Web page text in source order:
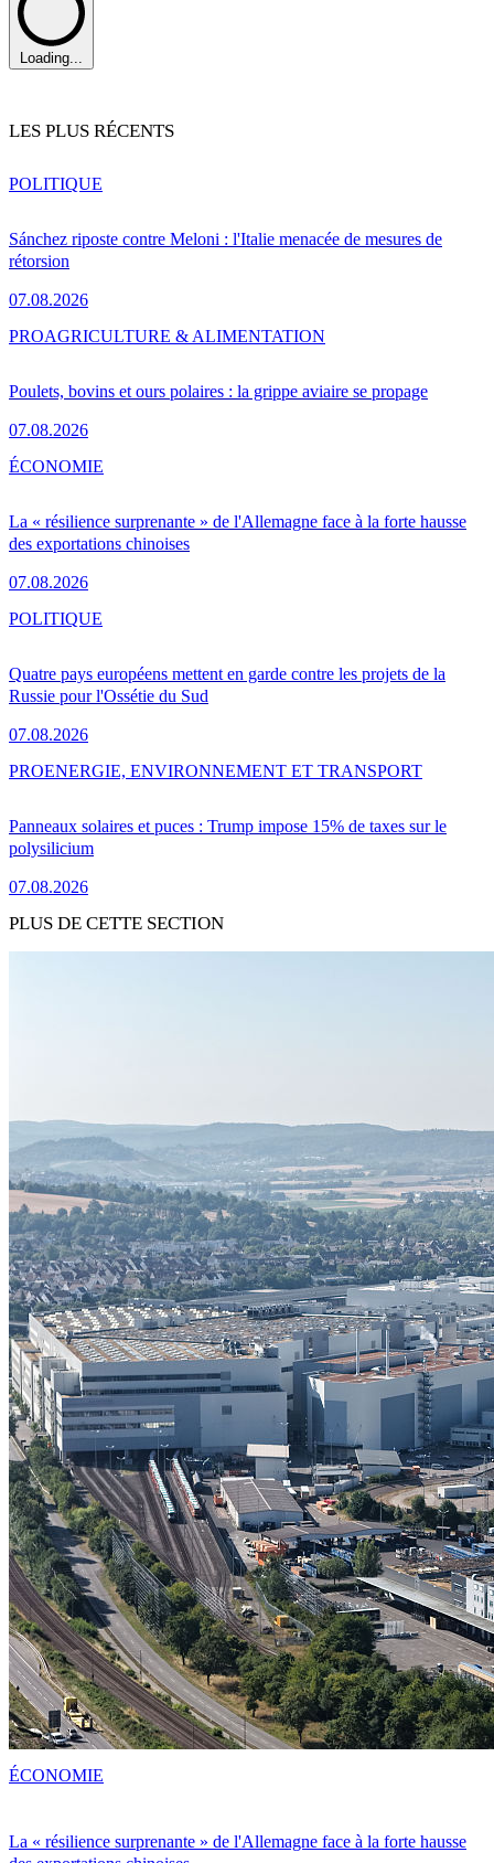
Loading...
LES PLUS RÉCENTS
Sánchez riposte contre Meloni : l'Italie menacée de mesures de
rétorsion
07.08.2026
POLITIQUE
Poulets, bovins et ours polaires : la grippe aviaire se propage
07.08.2026
PROAGRICULTURE & ALIMENTATION
La « résilience surprenante » de l'Allemagne face à la forte hausse
des exportations chinoises
07.08.2026
ÉCONOMIE
Quatre pays européens mettent en garde contre les projets de la
Russie pour l'Ossétie du Sud
07.08.2026
POLITIQUE
Panneaux solaires et puces : Trump impose 15% de taxes sur le
polysilicium
07.08.2026
PROENERGIE, ENVIRONNEMENT ET TRANSPORT
PLUS DE CETTE SECTION
La « résilience surprenante » de l'Allemagne face à la forte hausse
ÉCONOMIE